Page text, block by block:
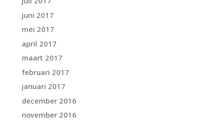
juni 2017
mei 2017
april 2017
maart 2017
februari 2017
januari 2017
december 2016
november 2016